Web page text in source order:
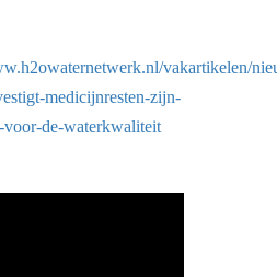
vakartikelen/
medicijnresten-zijn-
voor-de-waterkwaliteit